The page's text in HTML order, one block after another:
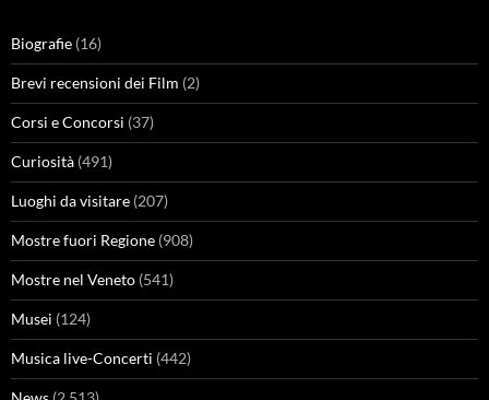
Biografie (16)
Brevi recensioni dei Film (2)
Corsi e Concorsi (37)
Curiosità (491)
Luoghi da visitare (207)
Mostre fuori Regione (908)
Mostre nel Veneto (541)
Musei (124)
Musica live-Concerti (442)